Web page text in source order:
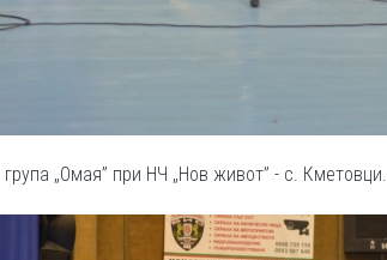
„Омая” при НЧ „Нов живот” - с. Кметовци.